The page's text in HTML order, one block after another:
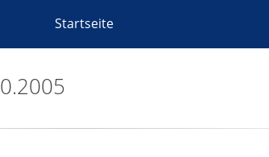
Startseite